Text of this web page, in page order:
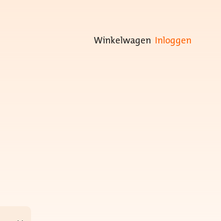
Winkelwagen Inloggen